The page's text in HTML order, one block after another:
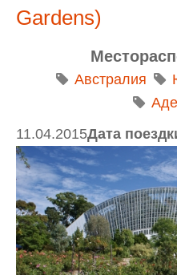
Gardens)
Австралия
Дата
11.04.2015